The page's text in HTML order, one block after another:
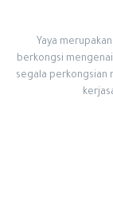
Yaya
berkongsi
segala perkongsian